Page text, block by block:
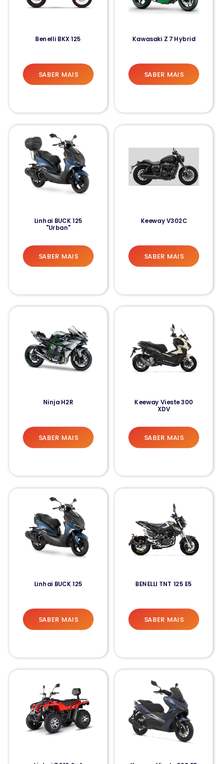
Benelli BKX 125
SABER MAIS
Kawasaki Z 7 Hybrid
SABER MAIS
Linhai BUCK 125
"Urban"
SABER MAIS
Keeway V302C
SABER MAIS
Ninja H2R
SABER MAIS
Keeway Vieste 300
XDV
SABER MAIS
Linhai BUCK 125
SABER MAIS
BENELLI TNT 125 E5
SABER MAIS